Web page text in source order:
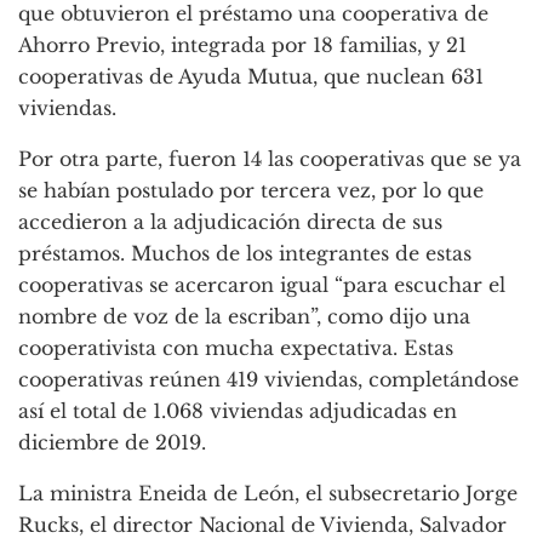
que obtuvieron el préstamo una cooperativa de
Ahorro Previo, integrada por 18 familias, y 21
cooperativas de Ayuda Mutua, que nuclean 631
viviendas.
Por otra parte, fueron 14 las cooperativas que se ya
se habían postulado por tercera vez, por lo que
accedieron a la adjudicación directa de sus
préstamos. Muchos de los integrantes de estas
cooperativas se acercaron igual “para escuchar el
nombre de voz de la escriban”, como dijo una
cooperativista con mucha expectativa. Estas
cooperativas reúnen 419 viviendas, completándose
así el total de 1.068 viviendas adjudicadas en
diciembre de 2019.
La ministra Eneida de León, el subsecretario Jorge
Rucks, el director Nacional de Vivienda, Salvador